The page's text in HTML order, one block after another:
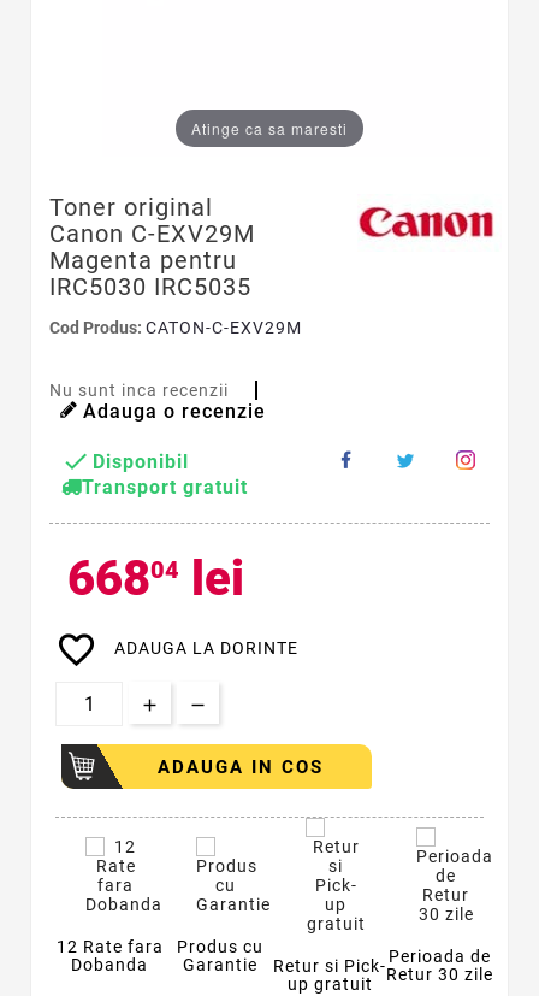
Atinge ca sa maresti
Toner original
Canon C-EXV29M
Magenta pentru
IRC5030 IRC5035
Cod Produs: CATON-C-EXV29M
Nu sunt inca recenzii
Adauga o recenzie
 Disponibil
Transport gratuit
66804 lei
favorite_border ADAUGA LA DORINTE
ADAUGA IN COS
12 Rate fara
Dobanda
Produs cu
Garantie
Retur si Pick-
up gratuit
Perioada de
Retur 30 zile